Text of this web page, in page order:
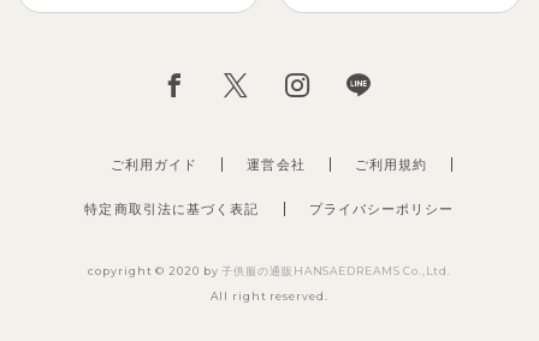
ご利用ガイド 運営会社
特定商取引法に基づく表記 プライバシーポリシー
ご利用規約
copyright © 2020 by子供服の通販HANSAEDREAMS Co.,Ltd.
All right reserved.